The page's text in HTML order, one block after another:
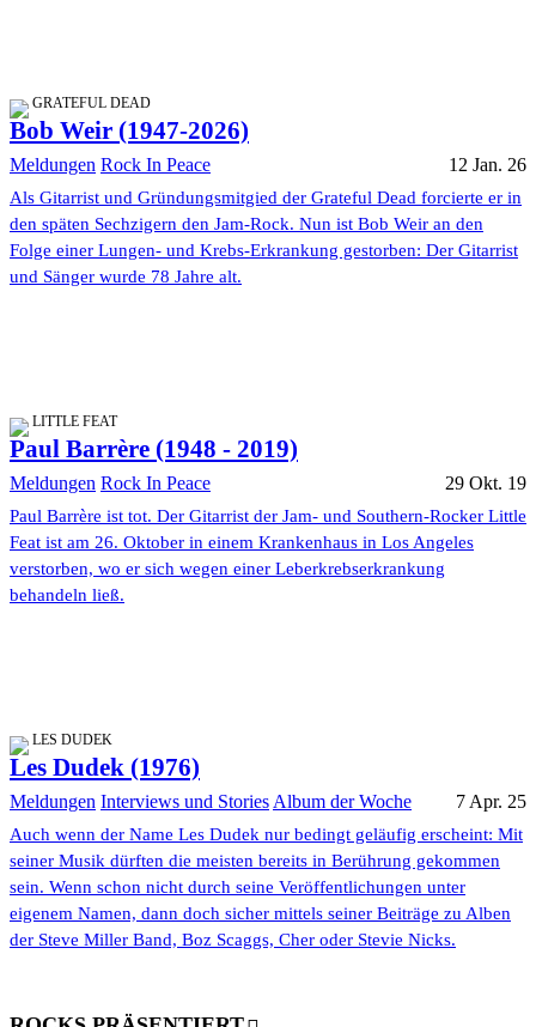
GRATEFUL DEAD
Bob Weir (1947-2026)
Meldungen Rock In Peace 12 Jan. 26
Als Gitarrist und Gründungsmitgied der Grateful Dead forcierte er in
den späten Sechzigern den Jam-Rock. Nun ist Bob Weir an den
Folge einer Lungen- und Krebs-Erkrankung gestorben: Der Gitarrist
und Sänger wurde 78 Jahre alt.
LITTLE FEAT
Paul Barrère (1948 - 2019)
Meldungen Rock In Peace 29 Okt. 19
Paul Barrère ist tot. Der Gitarrist der Jam- und Southern-Rocker Little
Feat ist am 26. Oktober in einem Krankenhaus in Los Angeles
verstorben, wo er sich wegen einer Leberkrebserkrankung
behandeln ließ.
LES DUDEK
Les Dudek (1976)
Meldungen Interviews und Stories Album der Woche 7 Apr. 25
Auch wenn der Name Les Dudek nur bedingt geläufig erscheint: Mit
seiner Musik dürften die meisten bereits in Berührung gekommen
sein. Wenn schon nicht durch seine Veröffentlichungen unter
eigenem Namen, dann doch sicher mittels seiner Beiträge zu Alben
der Steve Miller Band, Boz Scaggs, Cher oder Stevie Nicks.